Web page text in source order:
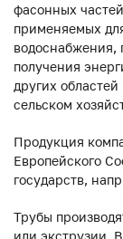
фасонных
применяемых
водоснабжения,
получения
других
сельском
Продукция
Европейского
государств,
Трубы
или экструзии.